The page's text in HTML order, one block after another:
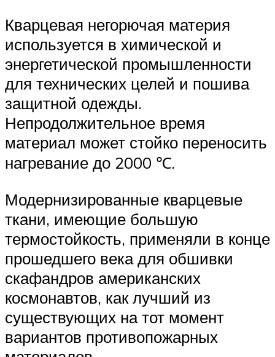
Кварцевая негорючая материя
используется в химической и
энергетической промышленности
для технических целей и пошива
защитной одежды.
Непродолжительное время
материал может стойко переносить
нагревание до 2000 ℃.
Модернизированные кварцевые
ткани, имеющие большую
термостойкость, применяли в конце
прошедшего века для обшивки
скафандров американских
космонавтов, как лучший из
существующих на тот момент
вариантов противопожарных